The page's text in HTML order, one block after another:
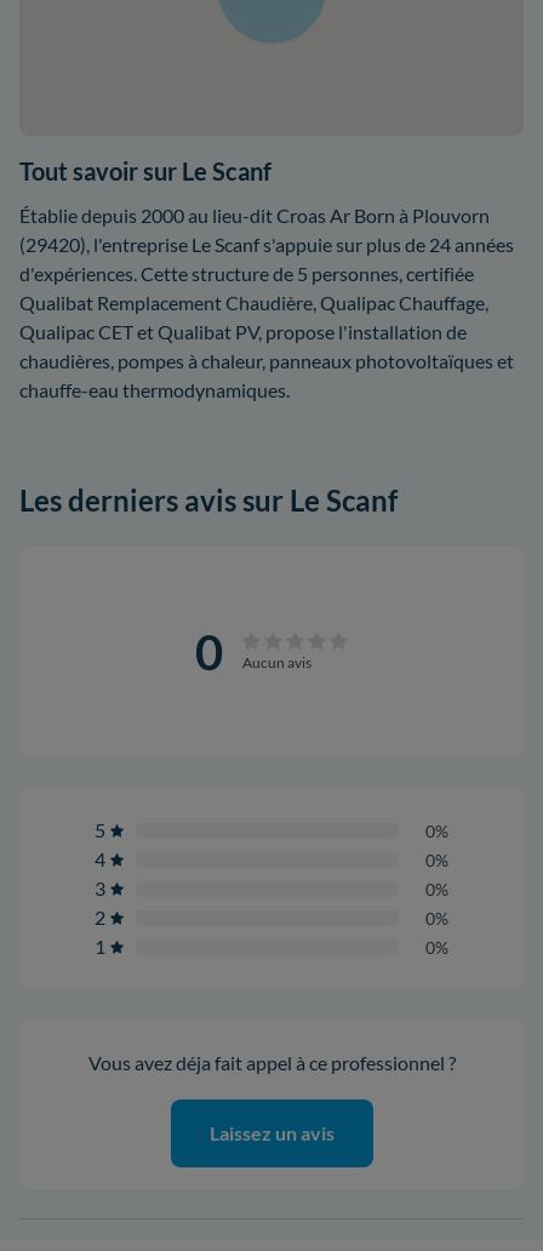
Tout savoir sur Le Scanf
Établie depuis 2000 au lieu-dit Croas Ar Born à Plouvorn
(29420), l'entreprise Le Scanf s'appuie sur plus de 24 années
d'expériences. Cette structure de 5 personnes, certifiée
Qualibat Remplacement Chaudière, Qualipac Chauffage,
Qualipac CET et Qualibat PV, propose l'installation de
chaudières, pompes à chaleur, panneaux photovoltaïques et
chauffe-eau thermodynamiques.
Les derniers avis sur Le Scanf
0 Aucun avis
5 0%
4 0%
3 0%
2 0%
1 0%
Vous avez déja fait appel à ce professionnel ?
Laissez un avis